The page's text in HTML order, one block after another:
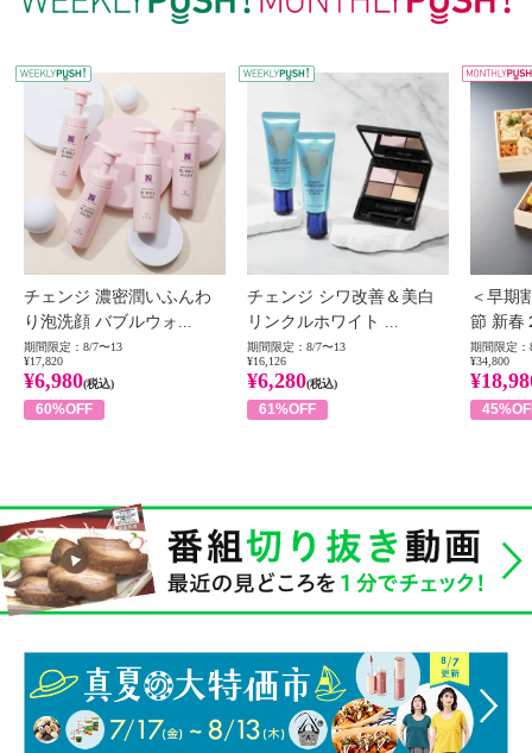
WEEKLY PUSH
チェンジ 濃密潤いふんわ
り泡洗顔 バブルウォ...
期間限定：8/7〜13
¥17,820
¥6,980(税込)
60%OFF
チェンジ シワ改善＆美白
リンクルホワイト ...
期間限定：8/7〜13
¥16,126
¥6,280(税込)
61%OFF
＜早期
節 新春
期間限定：
¥34,800